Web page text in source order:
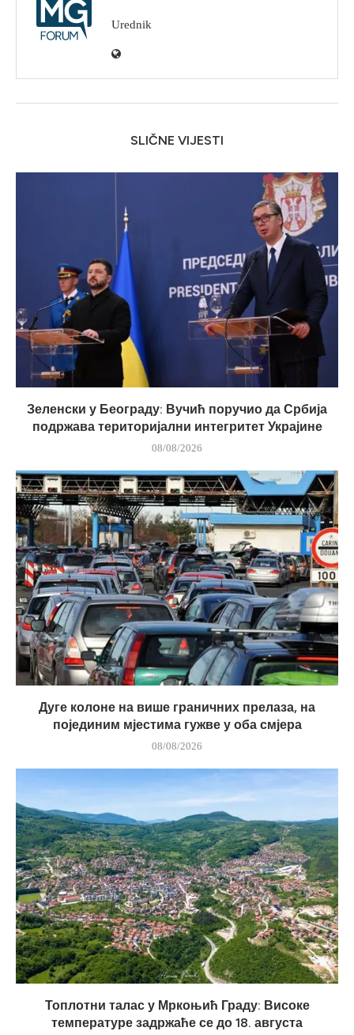
Urednik
SLIČNE VIJESTI
Зеленски у Београду: Вучић поручио да Србија
подржава територијални интегритет Украјине
08/08/2026
Дуге колоне на више граничних прелаза, на
појединим мјестима гужве у оба смјера
08/08/2026
Топлотни талас у Мркоњић Граду: Високе
температуре задржаће се до 18. августа